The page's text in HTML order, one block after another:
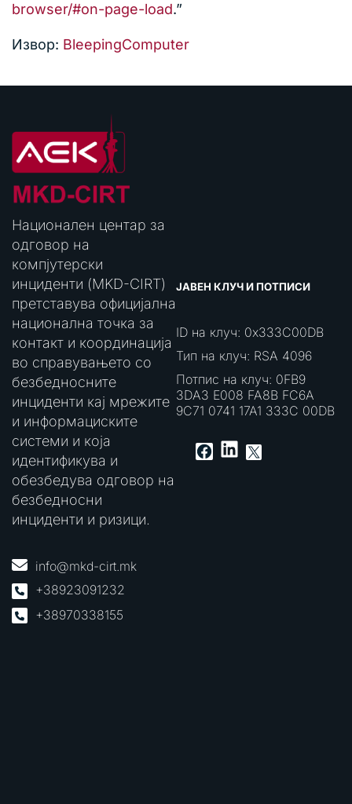
browser/#on-page-load.”
Извор: BleepingComputer
Национален центар за
одговор на
компјутерски
инциденти (MKD-CIRT)
претставува официјална
национална точка за
контакт и координација
во справувањето со
безбедносните
инциденти кај мрежите
и информациските
системи и која
идентификува и
обезбедува одговор на
безбедносни
инциденти и ризици.
info@mkd-cirt.mk
+38923091232
+38970338155
ЈАВЕН КЛУЧ И ПОТПИСИ
ID на клуч: 0x333C00DB
Тип на клуч: RSA 4096
Потпис на клуч: 0FB9
3DA3 E008 FA8B FC6A
9C71 0741 17A1 333C 00DB
Facebook
LinkedIn
X